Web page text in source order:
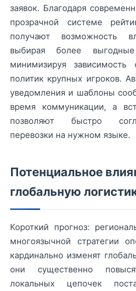
заявок. Благодаря
прозрачной системе
получают возможность
выбирая более
минимизируя зависимость
политик крупных игроков.
уведомления и шаблоны
время коммуникации, а
позволяют быстро
перевозки на нужном языке.
Потенциальное
глобальную
Короткий прогноз:
многоязычной стратегии
кардинально изменят
они существенно
локальных цепочек